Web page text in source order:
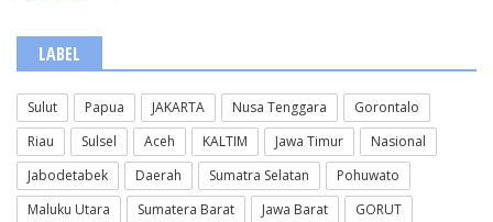
LABEL
Sulut Papua JAKARTA Nusa Tenggara
Gorontalo
Riau
Sulsel Aceh KALTIM Jawa Timur
Nasional
Jabodetabek
Daerah Sumatra Selatan
Pohuwato
Maluku Utara
Sumatera Barat Jawa Barat
GORUT